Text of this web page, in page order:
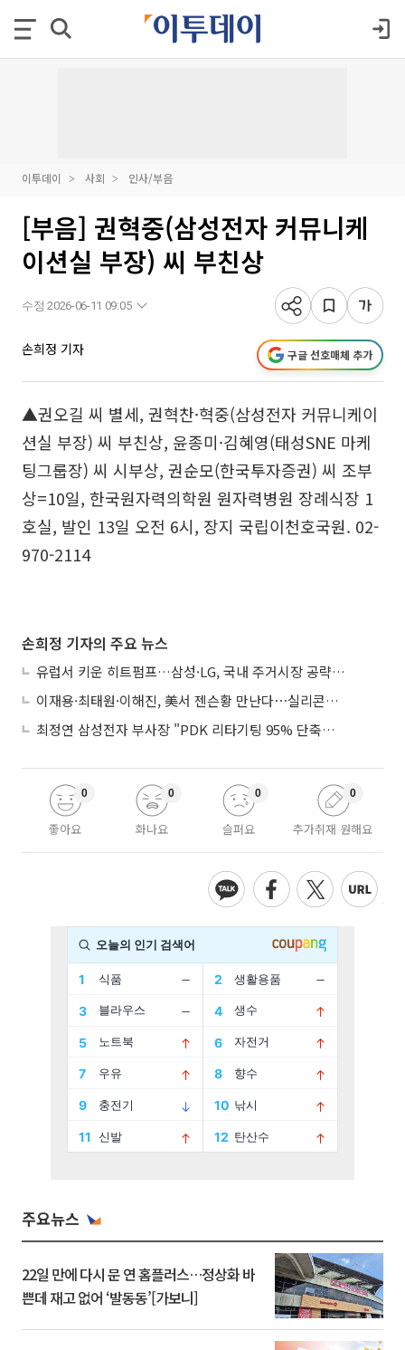
이투데이 사회 인사/부음
[부음] 권혁중(삼성전자 커뮤니케
이션실 부장) 씨 부친상
수정 2026-06-11 09:05
손희정 기자 구글 선호매체 추가
▲권오길 씨 별세, 권혁찬·혁중(삼성전자 커뮤니케이
션실 부장) 씨 부친상, 윤종미·김혜영(태성SNE 마케
팅그룹장) 씨 시부상, 권순모(한국투자증권) 씨 조부
상=10일, 한국원자력의학원 원자력병원 장례식장 1
호실, 발인 13일 오전 6시, 장지 국립이천호국원. 02-
970-2114
손희정 기자의 주요 뉴스
유럽서 키운 히트펌프…삼성·LG, 국내 주거시장 공략 ‘속도’
이재용·최태원·이해진, 美서 젠슨황 만난다⋯실리콘밸리 집결하는 AI리더
최정연 삼성전자 부사장 "PDK 리타기팅 95% 단축…에이전트 AI 시범 활용"
좋아요
0
화나요
0
슬퍼요
0
추가취재 원해요
0
주요뉴스
22일 만에 다시 문 연 홈플러스…정상화 바
쁜데 재고 없어 ‘발동동’[가보니]